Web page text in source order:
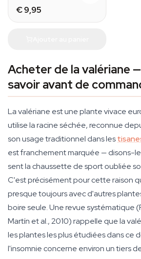
€ 9,95
Acheter de la valériane
savoir avant de
La valériane est une plante vivace
utilise la racine séchée, reconnue
son usage traditionnel dans les
est franchement marquée — disons-
sent la chaussette de sport oubliée
C'est précisément pour cette raison
presque toujours avec d'autres
boire seule. Une revue systématique
Martín et al., 2010) rappelle que la
les plantes les plus étudiées dans ce
l'insomnie concerne environ un tiers